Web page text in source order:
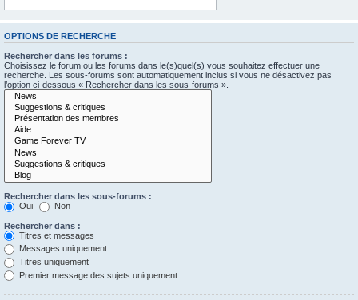
OPTIONS DE RECHERCHE
Rechercher dans les forums :
Choisissez le forum ou les forums dans le(s)quel(s) vous souhaitez effectuer une
recherche. Les sous-forums sont automatiquement inclus si vous ne désactivez pas
l’option ci-dessous « Rechercher dans les sous-forums ».
Rechercher dans les sous-forums :
Oui
Non
Rechercher dans :
Titres et messages
Messages uniquement
Titres uniquement
Premier message des sujets uniquement